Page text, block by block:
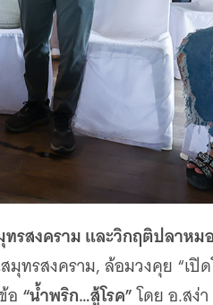
ทรสงคราม และวิกฤติปลาห
รสงคราม, ล้อมวงคุย “เปิด
อ “น้ำพริก…สู้โรค”โดย อ.สง่